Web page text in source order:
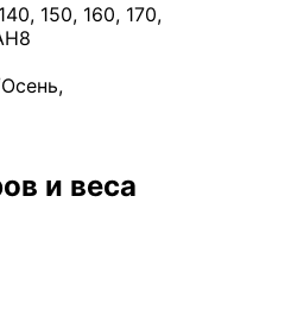
140, 150, 160, 170,
,
и веса